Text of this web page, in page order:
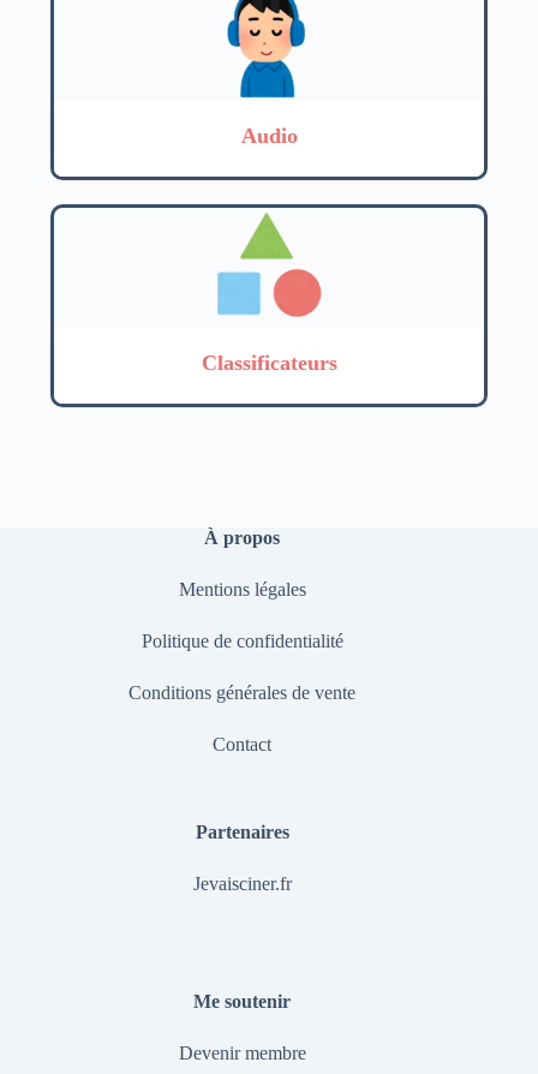
Audio
Classificateurs
À propos
Mentions légales
Politique de confidentialité
Conditions générales de vente
Contact
Partenaires
Jevaisciner.fr
Me soutenir
Devenir membre